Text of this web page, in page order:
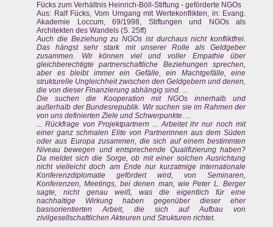
Fücks zum Verhältnis Heinrich-Böll-Stiftung - geförderte NGOs
Aus: Ralf Fücks, Vom Umgang mit Wertekonflikten, in: Evang.
Akademie Loccum, 69/1998, Stiftungen und NGOs als
Architekten des Wandels (S. 25ff)
Auch die Beziehung zu NGOs ist durchaus nicht konfliktfrei.
Das hängst sehr stark mit unserer Rolle als Geldgeber
zusammen. Wir können viel und voller Empathie über
gleichberechtigte partnerschaftliche Beziehungen sprechen,
aber es bleibt immer ein Gefälle, ein Machtgefälle, eine
strukturelle Ungleichheit zwischen den Geldgebern und denen,
die von dieser Finanzierung abhängig sind. ...
Die suchen die Kooperation mit NGOs innerhalb und
außerhalb der Bundesrepublik. Wir suchen sie im Rahmen der
von uns definierten Ziele und Schwerpunkte. ...
... Rückfrage von Projektpartnern ... Arbeitet ihr nur noch mit
einer ganz schmalen Elite von Partnerinnen aus dem Süden
oder aus Europa zusammen, die sich auf einem bestimmten
Niveau bewegen und entsprechende Qualifizierung haben?
Da meldet sich die Sorge, ob mit einer solchen Ausrichtung
nicht vielleicht doch am Ende nur kurzatmige internationale
Konferenzdiplomatie gefördert wird, von Seminaren,
Konferenzen, Meetings, bei denen man, wie Peter L. Berger
sagte, nicht genau weiß, was die eigentlich für eine
nachhaltige Wirkung haben gegenüber dieser eher
basisorientierten Arbeit, die sich auf Aufbau von
zivilgesellschaftlichen Akteuren und Strukturen richtet.